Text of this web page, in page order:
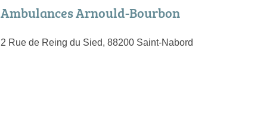
Ambulances Arnould-Bourbon
2 Rue de Reing du Sied, 88200 Saint-Nabord